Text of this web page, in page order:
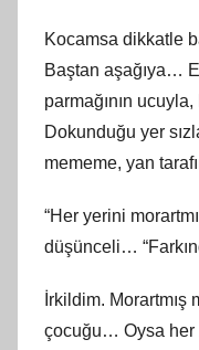
Kocamsa dikkatle
Baştan aşağıya…
parmağının
Dokunduğu yer
mememe, yan
“Her yerini
düşünceli…
İrkildim. Morartmış
çocuğu… Oysa her